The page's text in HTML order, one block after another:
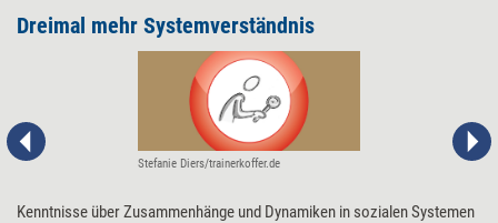
Dreimal mehr Systemverständnis
Stefanie Diers/trainerkoffer.de
Kenntnisse über Zusammenhänge und Dynamiken in sozialen Systemen